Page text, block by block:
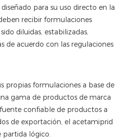
para su uso directo en la
recibir formulaciones
diluidas, estabilizadas,
de acuerdo con las regulaciones
propias formulaciones a base de
gama de productos de marca
confiable de productos a
de exportación, el acetamiprid
partida lógico.